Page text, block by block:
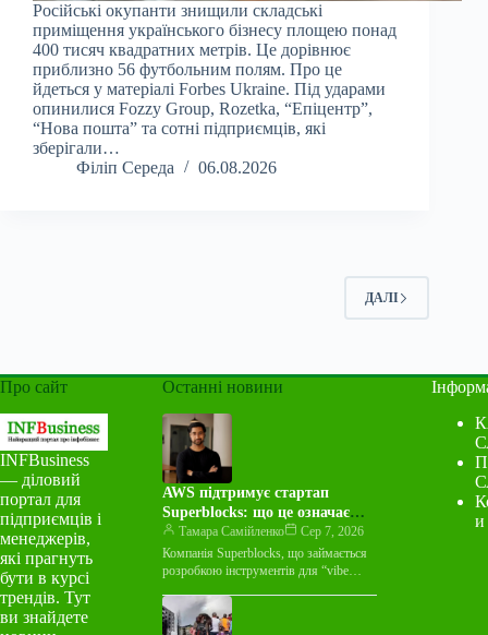
Російські окупанти знищили складські
приміщення українського бізнесу площею понад
400 тисяч квадратних метрів. Це дорівнює
приблизно 56 футбольним полям. Про це
йдеться у матеріалі Forbes Ukraine. Під ударами
опинилися Fozzy Group, Rozetka, “Епіцентр”,
“Нова пошта” та сотні підприємців, які
зберігали…
Філіп Середа
06.08.2026
ДАЛІ
Про сайт
INFBusiness
— діловий
портал для
підприємців і
менеджерів,
які прагнуть
бути в курсі
трендів. Тут
ви знайдете
Останні новини
AWS підтримує стартап
Superblocks: що це означає
для індустрії
Тамара Самійленко
Сер 7, 2026
Компанія Superblocks, що займається
розробкою інструментів для “vibe
угоду про спільний маркетинг із
Amazon Web Services…
и